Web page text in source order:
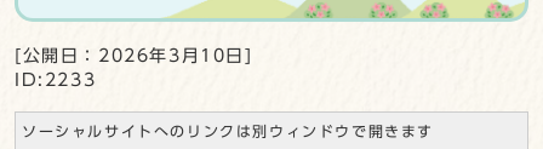
[公開日：2026年3月10日]
ID:2233
ソーシャルサイトへのリンクは別ウィンドウで開きます